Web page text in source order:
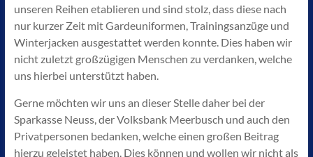
unseren Reihen etablieren und sind stolz, dass diese nach
nur kurzer Zeit mit Gardeuniformen, Trainingsanzüge und
Winterjacken ausgestattet werden konnte. Dies haben wir
nicht zuletzt großzügigen Menschen zu verdanken, welche
uns hierbei unterstützt haben.
Gerne möchten wir uns an dieser Stelle daher bei der
Sparkasse Neuss, der Volksbank Meerbusch und auch den
Privatpersonen bedanken, welche einen großen Beitrag
hierzu geleistet haben. Dies können und wollen wir nicht als